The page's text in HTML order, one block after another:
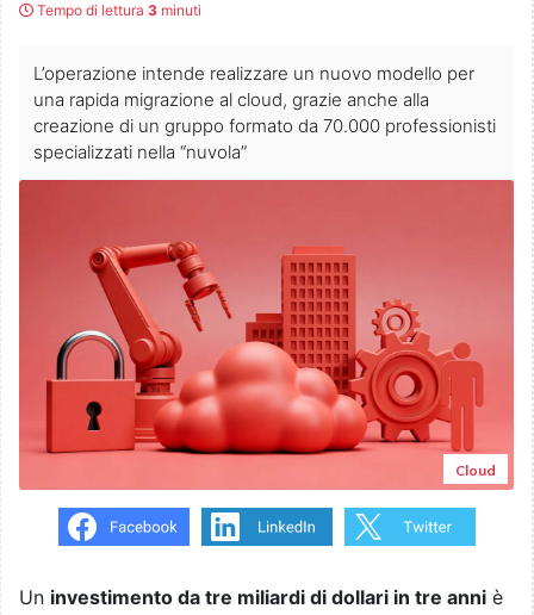
Tempo di lettura 3 minuti
L’operazione intende realizzare un nuovo modello per
una rapida migrazione al cloud, grazie anche alla
creazione di un gruppo formato da 70.000 professionisti
specializzati nella “nuvola”
Cloud
Un investimento da tre miliardi di dollari in tre anni è